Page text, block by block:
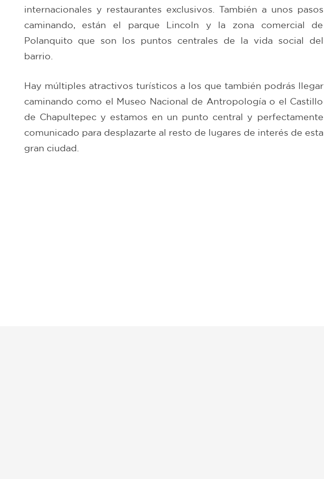
internacionales y restaurantes exclusivos. También a unos pasos
caminando, están el parque Lincoln y la zona comercial de
Polanquito que son los puntos centrales de la vida social del
barrio.
Hay múltiples atractivos turísticos a los que también podrás llegar
caminando como el Museo Nacional de Antropología o el Castillo
de Chapultepec y estamos en un punto central y perfectamente
comunicado para desplazarte al resto de lugares de interés de esta
gran ciudad.